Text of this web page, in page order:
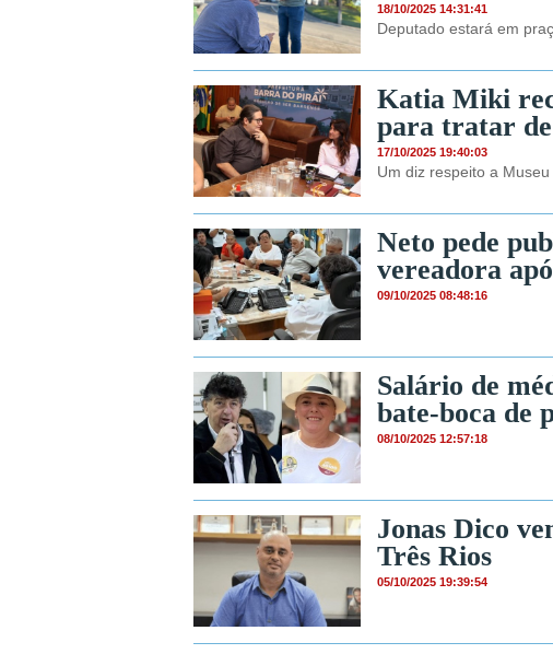
18/10/2025 14:31:41
Deputado estará em
Katia Miki
para tratar
17/10/2025 19:40:03
Um diz respeito a
Neto pede
vereadora
09/10/2025 08:48:16
Salário de
bate-boca de
08/10/2025 12:57:18
Jonas Dico
Três Rios
05/10/2025 19:39:54